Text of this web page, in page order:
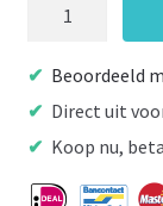
aantal
Beoordeeld
Direct uit
Koop nu,